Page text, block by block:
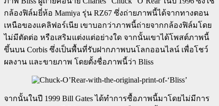
กล้องฟิล์มยี่ห้อ Mamiya รุ่น RZ67 ซึ่งถ่ายภาพนี้ได้จากทางตอน
เหนือของแคลิฟอร์เนีย เขาบอกว่าภาพนี้ถ่ายจากกล้องฟิล์มโดย
ไม่มีตัดต่อ หรือเสริมแต่งแต่อย่างใด จากนั้นเขาได้โพสต์ภาพนี้
ขึ้นบน Corbis ซึ่งเป็นพื้นที่รับฝากภาพบนโลกออนไลน์ เพื่อโชว์
ผลงาน และขายภาพ โดยตั้งชื่อภาพนี้ว่า Bliss
จากนั้นในปี 1999 Bill Gates ได้ทำการซื้อภาพนี้มาโดยไม่มีการ